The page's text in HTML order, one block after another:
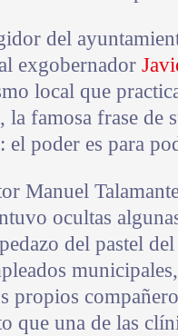
del
exgobernador
local que
famosa frase de
el poder es para
Manuel
ocultas
del pastel
propios
que una de las